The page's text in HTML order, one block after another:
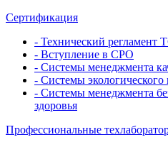
Сертификация
- Технический
- Вступление в СРО
- Системы менеджмента
- Системы
- Системы менеджмента
здоровья
Профессиональные